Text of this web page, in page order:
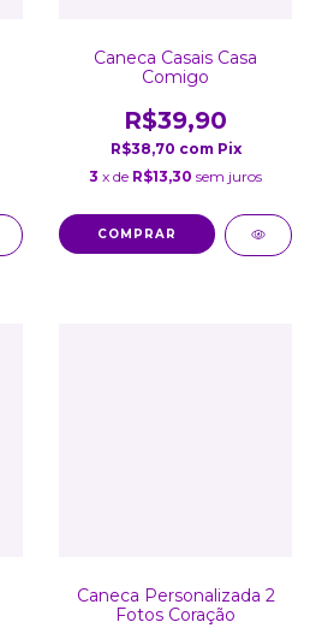
Caneca Casais Casa
Comigo
R$39,90
R$38,70 com Pix
3 x de R$13,30 sem juros
COMPRAR
Caneca Personalizada 2
Fotos Coração